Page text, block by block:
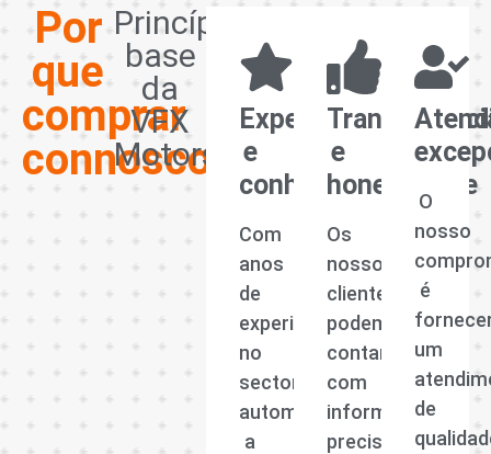
Por
que
comprar
connosco?
Princípios
base
da
VFX
Motors
Experiência
e
conhecimento
Com
anos
de
experiência
no
sector
automóvel,
a
e
honestidade
Os
nossos
clientes
podem
contar
com
informações
precisas
O
nosso
é
um
de